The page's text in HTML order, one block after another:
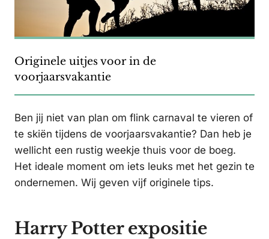
Originele uitjes voor in de
voorjaarsvakantie
Ben jij niet van plan om flink carnaval te vieren of
te skiën tijdens de voorjaarsvakantie? Dan heb je
wellicht een rustig weekje thuis voor de boeg.
Het ideale moment om iets leuks met het gezin te
ondernemen. Wij geven vijf originele tips.
Harry Potter expositie